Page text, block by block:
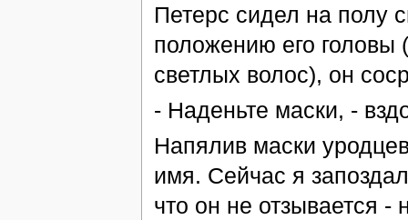
Петерс сидел на полу
положению его головы
светлых волос), он
- Наденьте маски, -
Напялив маски
имя. Сейчас я
что он не отзывается